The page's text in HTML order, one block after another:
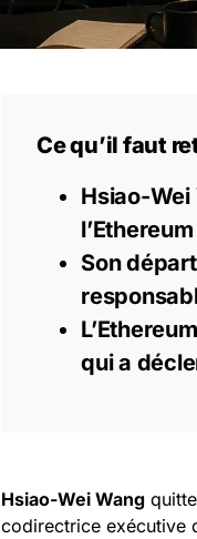
Ce qu’il faut
Hsiao-
Son
qui a
Hsiao-Wei Wang quitte
codirectrice exécutive